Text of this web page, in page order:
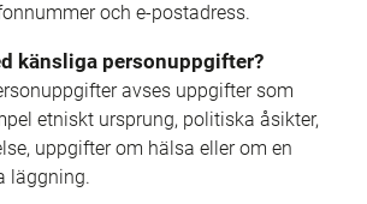
och e-postadress.
känsliga personuppgifter?
avses uppgifter som
etniskt ursprung, politiska åsikter,
uppgifter om hälsa eller om en
läggning.